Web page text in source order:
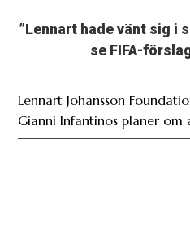
”Lennart hade vänt sig i
se FIFA-
Lennart Johansson
Gianni Infantinos planer om